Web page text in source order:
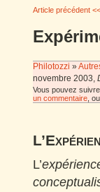
Article précédent <<
Philotozzi »
novembre 2003,
Vous pouvez
un commentaire , ou
L’